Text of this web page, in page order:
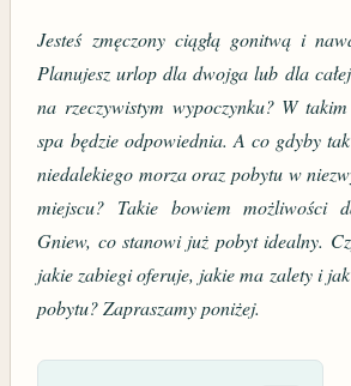
Jesteś zmęczony ciągłą gonitwą i
Planujesz urlop dla dwojga lub dla
na rzeczywistym wypoczynku? W
spa będzie odpowiednia. A co gdyby
niedalekiego morza oraz pobytu w
miejscu? Takie bowiem możliwości
Gniew, co stanowi już pobyt idealny.
jakie zabiegi oferuje, jakie ma zalety i
pobytu? Zapraszamy poniżej.